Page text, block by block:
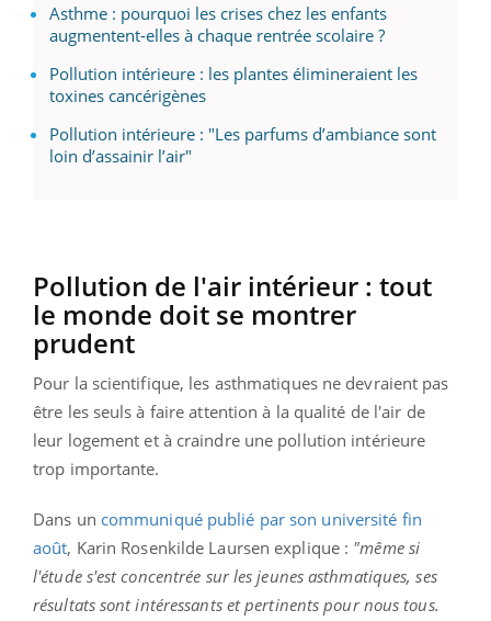
Asthme : pourquoi les crises chez les enfants
augmentent-elles à chaque rentrée scolaire ?
Pollution intérieure : les plantes élimineraient les
toxines cancérigènes
Pollution intérieure : "Les parfums d’ambiance sont
loin d’assainir l’air"
Pollution de l'air intérieur : tout
le monde doit se montrer
prudent
Pour la scientifique, les asthmatiques ne devraient pas
être les seuls à faire attention à la qualité de l'air de
leur logement et à craindre une pollution intérieure
trop importante.
Dans un communiqué publié par son université fin
août, Karin Rosenkilde Laursen explique : "même si
l'étude s'est concentrée sur les jeunes asthmatiques, ses
résultats sont intéressants et pertinents pour nous tous.